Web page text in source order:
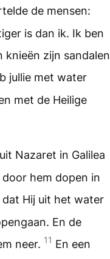
de mensen:
is dan ik. Ik ben
knieën zijn sandalen
jullie met water
met de Heilige
Nazaret in Galilea
hem dopen in
Hij uit het water
En de
neer. 11 En een